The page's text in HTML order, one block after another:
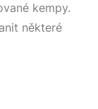
kempy.
některé